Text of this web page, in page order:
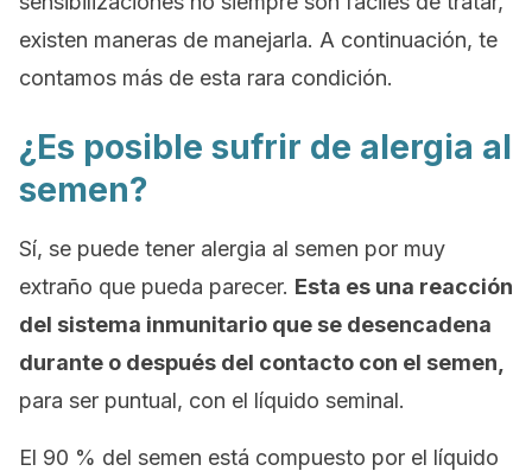
existen maneras de manejarla. A continuación, te
contamos más de esta rara condición.
¿Es posible sufrir de alergia al
semen?
Sí, se puede tener alergia al semen por muy
extraño que pueda parecer. Esta es una reacción
del sistema inmunitario que se desencadena
durante o después del contacto con el semen,
para ser puntual, con el líquido seminal.
El 90 % del semen está compuesto por el líquido